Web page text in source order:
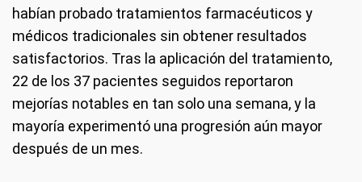
habían probado tratamientos farmacéuticos y
médicos tradicionales sin obtener resultados
satisfactorios. Tras la aplicación del tratamiento,
22 de los 37 pacientes seguidos reportaron
mejorías notables en tan solo una semana, y la
mayoría experimentó una progresión aún mayor
después de un mes.